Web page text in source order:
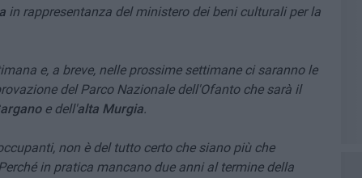
in rappresentanza del ministero dei beni culturali per la
e, a breve, nelle prossime settimane ci saranno le
del Parco Nazionale dell'Ofanto che sarà il
e dell'alta Murgia.
non è del tutto certo che siano più che
in pratica mancano due anni al termine della